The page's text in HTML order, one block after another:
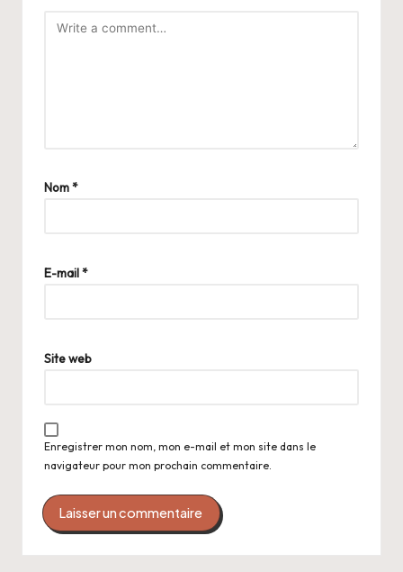
Nom*
E-mail*
Site web
Enregistrer mon nom, mon e-mail et mon site dans le
navigateur pour mon prochain commentaire.